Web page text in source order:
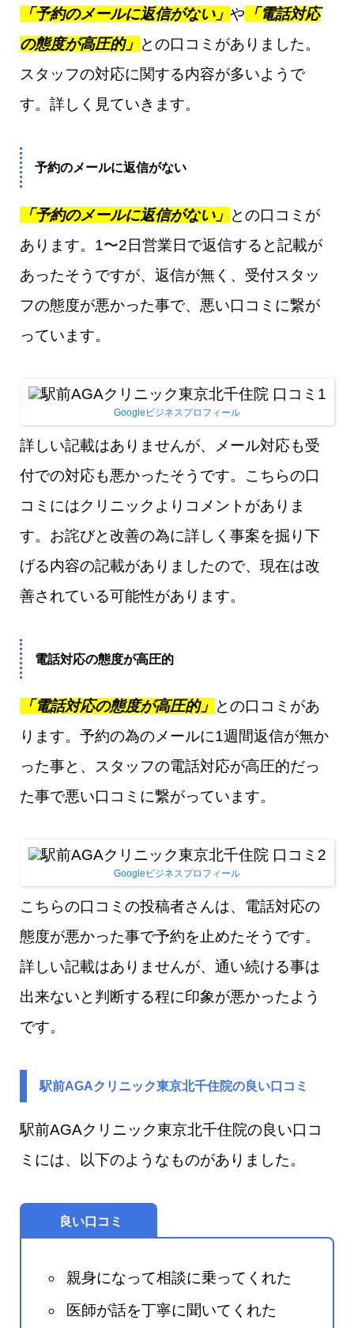
「予約のメールに返信がない」 や 「電話対応
の態度が高圧的」 との口コミがありました。
スタッフの対応に関する内容が多いようで
す。詳しく見ていきます。
予約のメールに返信がない
「予約のメールに返信がない」 との口コミが
あります。1〜2日営業日で返信すると記載が
あったそうですが、返信が無く、受付スタッ
フの態度が悪かった事で、悪い口コミに繋が
っています。
Googleビジネスプロフィール
詳しい記載はありませんが、メール対応も受
付での対応も悪かったそうです。こちらの口
コミにはクリニックよりコメントがありま
す。お詫びと改善の為に詳しく事案を掘り下
げる内容の記載がありましたので、現在は改
善されている可能性があります。
電話対応の態度が高圧的
「電話対応の態度が高圧的」 との口コミがあ
ります。予約の為のメールに1週間返信が無か
った事と、スタッフの電話対応が高圧的だっ
た事で悪い口コミに繋がっています。
Googleビジネスプロフィール
こちらの口コミの投稿者さんは、電話対応の
態度が悪かった事で予約を止めたそうです。
詳しい記載はありませんが、通い続ける事は
出来ないと判断する程に印象が悪かったよう
です。
駅前AGAクリニック東京北千住院の良い口コミ
駅前AGAクリニック東京北千住院の良い口コ
ミには、以下のようなものがありました。
良い口コミ
親身になって相談に乗ってくれた
医師が話を丁寧に聞いてくれた